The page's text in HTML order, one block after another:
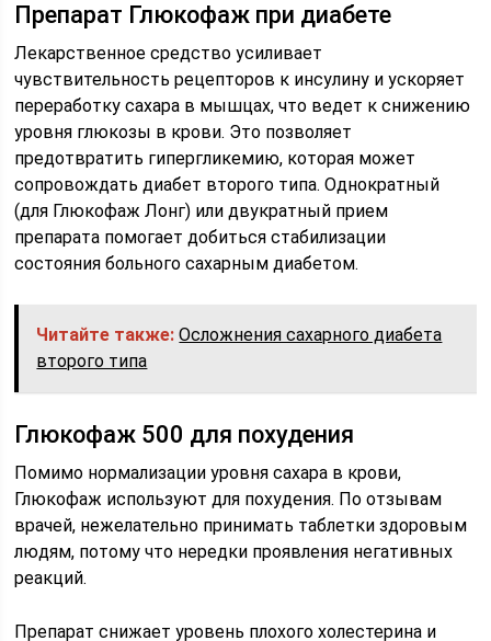
Препарат Глюкофаж при диабете
Лекарственное средство усиливает
чувствительность рецепторов к инсулину и ускоряет
переработку сахара в мышцах, что ведет к снижению
уровня глюкозы в крови. Это позволяет
предотвратить гипергликемию, которая может
сопровождать диабет второго типа. Однократный
(для Глюкофаж Лонг) или двукратный прием
препарата помогает добиться стабилизации
состояния больного сахарным диабетом.
Читайте также: Осложнения сахарного диабета
второго типа
Глюкофаж 500 для похудения
Помимо нормализации уровня сахара в крови,
Глюкофаж используют для похудения. По отзывам
врачей, нежелательно принимать таблетки здоровым
людям, потому что нередки проявления негативных
реакций.
Препарат снижает уровень плохого холестерина и